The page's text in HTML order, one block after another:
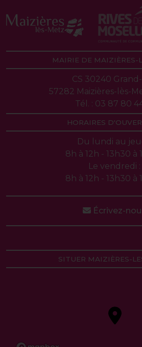
MAIRIE DE MAIZIÈRES-
CS 30240
57282 Maizières-lès-
Tél. : 03 87 80
HORAIRES
Du lundi au
8h à 12h - 13h30 à
Le vendredi :
8h à 12h - 13h30 à
Écrivez-
SITUER MAIZIÈRES-